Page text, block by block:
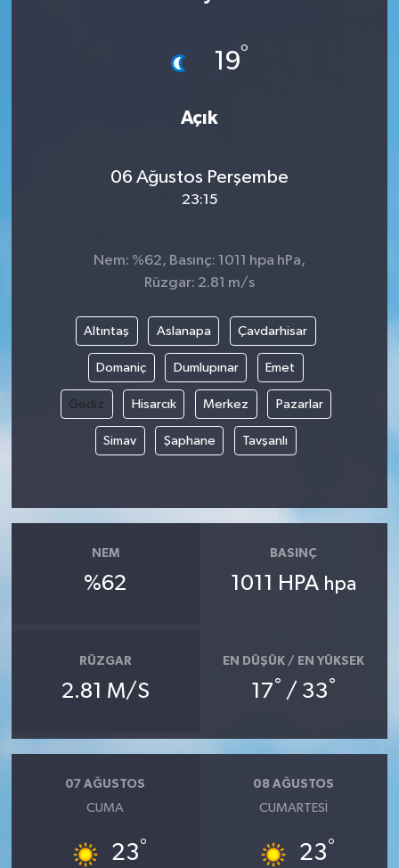
19°
Açık
06 Ağustos Perşembe
23:15
Nem: %62, Basınç: 1011 hpa hPa,
Rüzgar: 2.81 m/s
Altıntaş Aslanapa Çavdarhisar
Domaniç Dumlupınar Emet
Gediz Hisarcık Merkez Pazarlar
Simav Şaphane Tavşanlı
NEM
%62
BASINÇ
1011 HPA hpa
RÜZGAR
2.81 M/S
EN DÜŞÜK / EN YÜKSEK
17° / 33°
07 AĞUSTOS
CUMA
23°
08 AĞUSTOS
CUMARTESI
23°